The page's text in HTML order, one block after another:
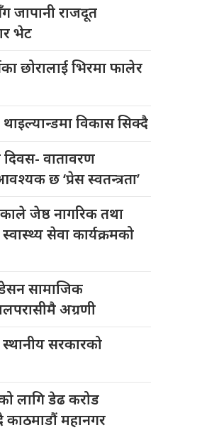
जापानी राजदूत
भेट
छोरालाई भिरमा फालेर
विकास सिक्दै
दिवस- वातावरण
छ ‘प्रेस स्वतन्त्रता’
जेष्ठ नागरिक तथा
सेवा कार्यक्रमको
सामाजिक
अग्रणी
स्थानीय सरकारको
लागि डेढ करोड
काठमाडौं महानगर